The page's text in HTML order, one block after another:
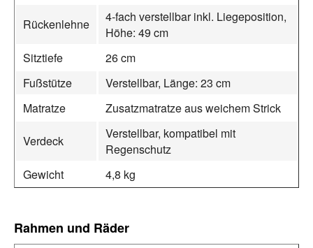
Rückenlehne
4‑fach verstellbar inkl. Liegeposition,
Höhe: 49 cm
Sitztiefe
26 cm
Fußstütze
Verstellbar, Länge: 23 cm
Matratze
Zusatzmatratze aus weichem Strick
Verdeck
Verstellbar, kompatibel mit
Regenschutz
Gewicht
4,8 kg
Rahmen und Räder